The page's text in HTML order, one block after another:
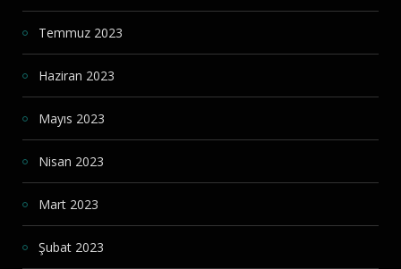
Temmuz 2023
Haziran 2023
Mayıs 2023
Nisan 2023
Mart 2023
Şubat 2023